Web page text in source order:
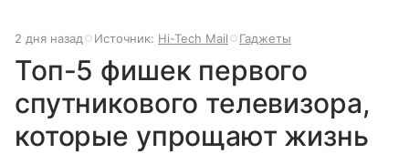
2 дня назад Источник: Hi-Tech Mail Гаджеты
Топ-5 фишек первого
спутникового телевизора,
которые упрощают жизнь